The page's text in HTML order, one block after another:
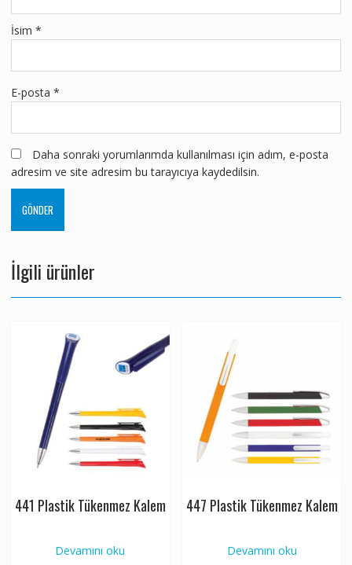
İsim *
E-posta *
Daha sonraki yorumlarımda kullanılması için adım, e-posta
adresim ve site adresim bu tarayıcıya kaydedilsin.
İlgili ürünler
441 Plastik Tükenmez Kalem
Devamını oku
447 Plastik Tükenmez Kalem
Devamını oku